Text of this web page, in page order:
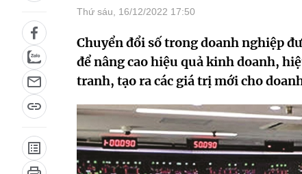
Thứ sáu, 16/12/2022 17:50
Chuyển đổi số trong doanh nghiệp
để nâng cao hiệu quả kinh doanh,
tranh, tạo ra các giá trị mới cho